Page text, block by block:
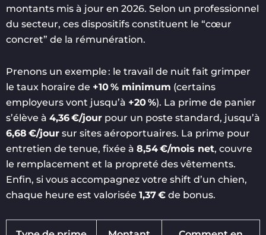
montants mis à jour en 2026. Selon un professionnel
du secteur, ces dispositifs constituent le “cœur
concret” de la rémunération.
Prenons un exemple : le travail de nuit fait grimper
le taux horaire de +10 % minimum (certains
employeurs vont jusqu’à +20 %). La prime de panier
s’élève à 4,36 €/jour pour un poste standard, jusqu’à
6,68 €/jour sur sites aéroportuaires. La prime pour
entretien de tenue, fixée à 8,54 €/mois net, couvre
le remplacement et la propreté des vêtements.
Enfin, si vous accompagnez votre shift d’un chien,
chaque heure est valorisée 1,37 € de bonus.